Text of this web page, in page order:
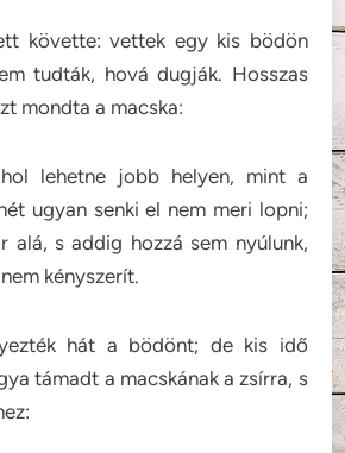
követte: vettek egy kis bödön
tudták, hová dugják. Hosszas
mondta a macska:
lehetne jobb helyen, mint a
ugyan senki el nem meri lopni;
alá, s addig hozzá sem nyúlunk,
kényszerít.
hát a bödönt; de kis idő
támadt a macskának a zsírra, s